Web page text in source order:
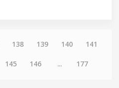
138 139 140 141
145 146 ... 177